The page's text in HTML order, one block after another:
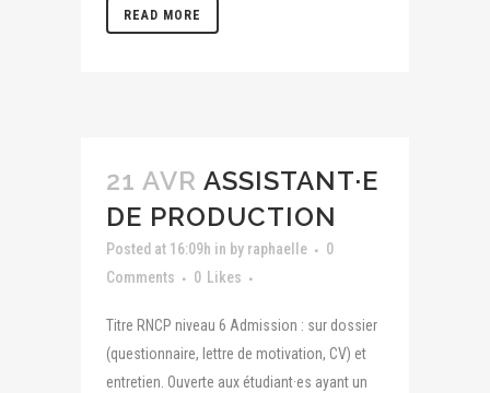
READ MORE
21 AVR ASSISTANT·E
DE PRODUCTION
Posted at 16:09h in by raphaelle
0
Comments
0 Likes
Titre RNCP niveau 6 Admission : sur dossier
(questionnaire, lettre de motivation, CV) et
entretien. Ouverte aux étudiant·es ayant un